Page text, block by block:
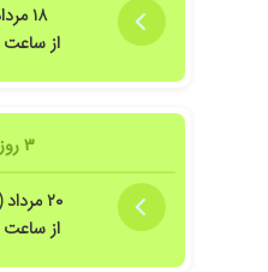
۱۸ مرداد (فردا)
از ساعت ۱۵ الی ۱۸
۳ روز دیگر
۲۰ مرداد (سه شنبه)
از ساعت ۱۵ الی ۱۸